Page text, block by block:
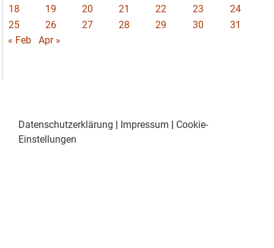
18
19 20 21 22 23
24
25
26 27 28 29 30
31
« Feb
Apr »
Datenschutzerklärung Impressum
Cookie-
Einstellungen